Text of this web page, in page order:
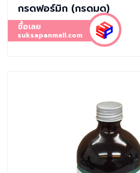
กรดฟอร์มิก (กรดมด)
ซื้อเลย
suksapanmall.com